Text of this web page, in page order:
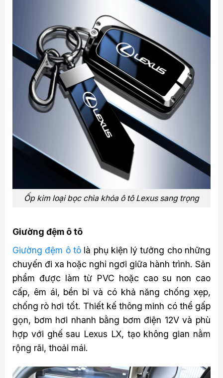
Ốp kim loại bọc chìa khóa ô tô Lexus sang trọng
Giường đệm ô tô
Giường đệm ô tôlà phụ kiện lý tưởng cho những
chuyến đi xa hoặc nghỉ ngơi giữa hành trình. Sản
phẩm được làm từ PVC hoặc cao su non cao
cấp, êm ái, bền bỉ và có khả năng chống xẹp,
chống rò hơi tốt. Thiết kế thông minh có thể gấp
gọn, bơm hơi nhanh bằng bơm điện 12V và phù
hợp với ghế sau Lexus LX, tạo không gian nằm
rộng rãi, thoải mái.